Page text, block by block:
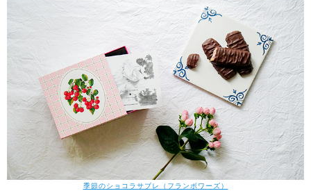
季節のショコラサブレ（フランボワーズ）